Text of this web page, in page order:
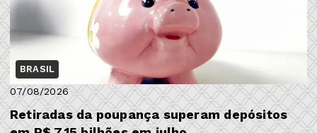
BRASIL
07/08/2026
Retiradas da poupança superam depósitos